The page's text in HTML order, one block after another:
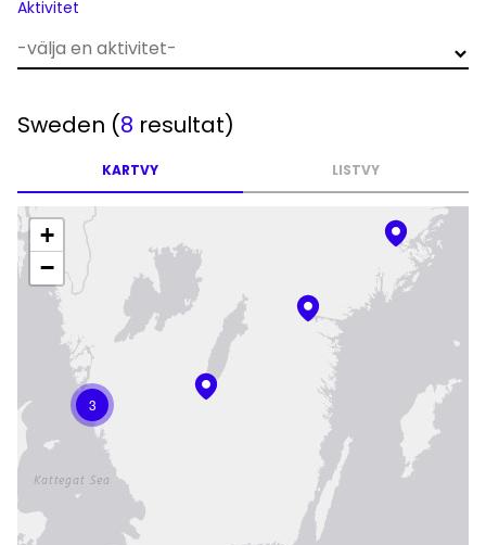
Aktivitet
Sweden (8 resultat)
KARTVY LISTVY
3
+
−